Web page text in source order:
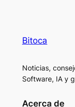
Bitoca
Noticias,
Software, IA y
Acerca de